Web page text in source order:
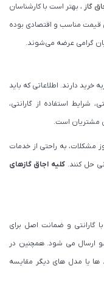
گاز ، بهتر است با کارشناسان
قیمت مناسب و اقتصادی بوده
گرامی عرضه می‌شوند.
دارند. اطلاعاتی که باید
شرایط استفاده از گارانتی،
مشتریان است.
مشکلات، به راحتی از خدمات
حل کنند.کلیه اجاق گازهای
گارانتی و ضمانت اصل برای
ارسال می شود. همچنین در
ها یا مدل های دیگر مقایسه